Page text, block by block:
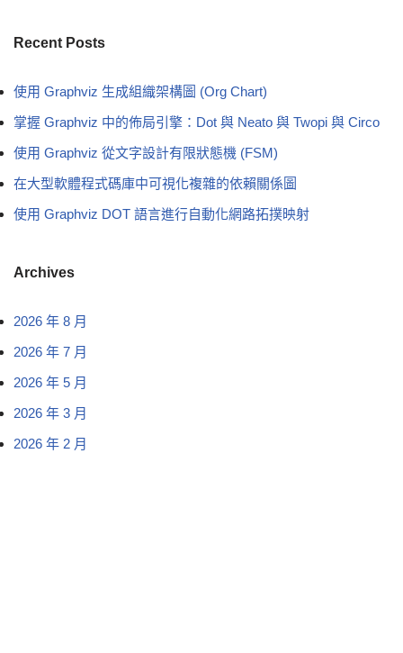
Recent Posts
使用 Graphviz 生成組織架構圖 (Org Chart)
掌握 Graphviz 中的佈局引擎：Dot 與 Neato 與 Twopi 與 Circo
使用 Graphviz 從文字設計有限狀態機 (FSM)
在大型軟體程式碼庫中可視化複雜的依賴關係圖
使用 Graphviz DOT 語言進行自動化網路拓撲映射
Archives
2026 年 8 月
2026 年 7 月
2026 年 5 月
2026 年 3 月
2026 年 2 月